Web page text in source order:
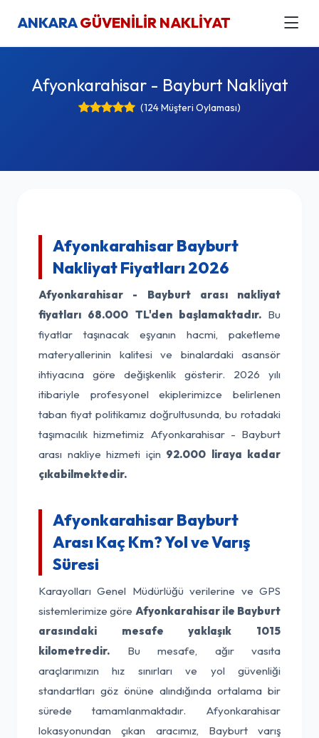
ANKARAGÜVENİLİR NAKLİYAT
Afyonkarahisar - Bayburt Nakliyat
(124 Müşteri Oylaması)
Afyonkarahisar Bayburt
Nakliyat Fiyatları 2026
Afyonkarahisar - Bayburt arası nakliyat
fiyatları 68.000 TL'den başlamaktadır.Bu
fiyatlar taşınacak eşyanın hacmi, paketleme
materyallerinin kalitesi ve binalardaki asansör
ihtiyacına göre değişkenlik gösterir. 2026 yılı
itibariyle profesyonel ekiplerimizce belirlenen
taban fiyat politikamız doğrultusunda, bu rotadaki
taşımacılık hizmetimiz Afyonkarahisar - Bayburt
arası nakliye hizmeti için 92.000 liraya kadar
çıkabilmektedir.
Afyonkarahisar Bayburt
Arası Kaç Km? Yol ve Varış
Süresi
Karayolları Genel Müdürlüğü verilerine ve GPS
sistemlerimize göre Afyonkarahisar ile Bayburt
arasındaki mesafe yaklaşık 1015
kilometredir. Bu mesafe, ağır vasıta
araçlarımızın hız sınırları ve yol güvenliği
standartları göz önüne alındığında ortalama bir
sürede tamamlanmaktadır. Afyonkarahisar
lokasyonundan çıkan aracımız, Bayburt varış